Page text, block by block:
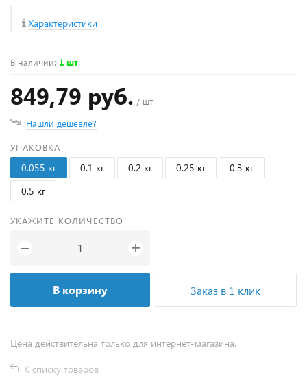
Характеристики
В наличии: 1 шт
849,79 руб. / шт
Нашли дешевле?
УПАКОВКА
0.055 кг 0.1 кг 0.2 кг 0.25 кг
0.3 кг
0.5 кг
УКАЖИТЕ КОЛИЧЕСТВО
− +
В корзину Заказ в 1 клик
Цена действительна только для интернет-магазина.
К списку товаров